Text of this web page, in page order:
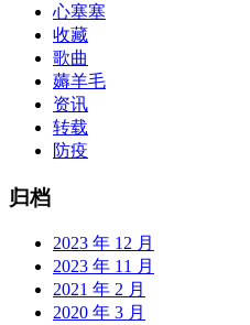
心塞塞
收藏
歌曲
薅羊毛
资讯
转载
防疫
归档
2023 年 12 月
2023 年 11 月
2021 年 2 月
2020 年 3 月